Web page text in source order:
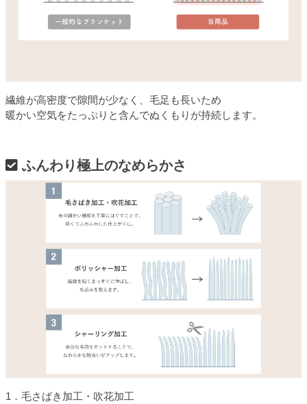
繊維が高密度で隙間が少なく、毛足も長いため
暖かい空気をたっぷりと含んでぬくもりが持続します。
ふんわり極上のなめらかさ
1．毛さばき加工・吹花加工